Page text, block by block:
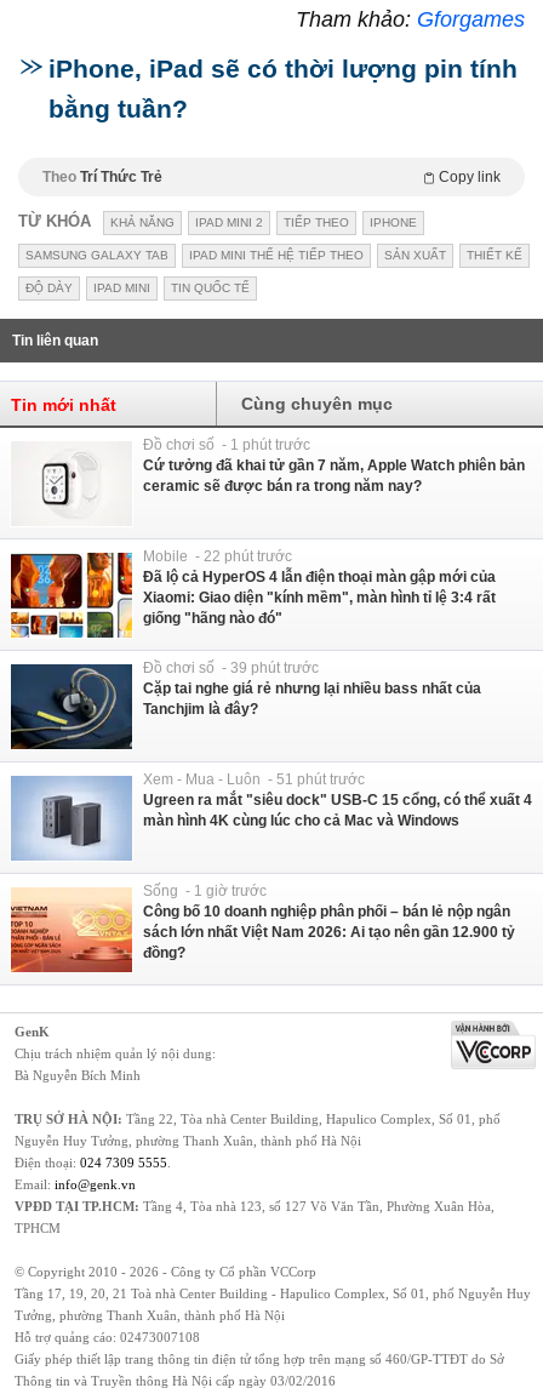
Tham khảo: Gforgames
iPhone, iPad sẽ có thời lượng pin tính
bằng tuần?
Theo Trí Thức Trẻ Copy link
TỪ KHÓA KHẢ NĂNG IPAD MINI 2 TIẾP THEO IPHONE
SAMSUNG GALAXY TAB IPAD MINI THẾ HỆ TIẾP THEO SẢN XUẤT THIẾT KẾ
ĐỘ DÀY IPAD MINI TIN QUỐC TẾ
Tin liên quan
Tin mới nhất Cùng chuyên mục
Đồ chơi số - 1 phút trước
Cứ tưởng đã khai tử gần 7 năm, Apple Watch phiên bản
ceramic sẽ được bán ra trong năm nay?
Mobile - 22 phút trước
Đã lộ cả HyperOS 4 lẫn điện thoại màn gập mới của
Xiaomi: Giao diện "kính mềm", màn hình tỉ lệ 3:4 rất
giống "hãng nào đó"
Đồ chơi số - 39 phút trước
Cặp tai nghe giá rẻ nhưng lại nhiều bass nhất của
Tanchjim là đây?
Xem - Mua - Luôn - 51 phút trước
Ugreen ra mắt "siêu dock" USB-C 15 cổng, có thể xuất 4
màn hình 4K cùng lúc cho cả Mac và Windows
Sống - 1 giờ trước
Công bố 10 doanh nghiệp phân phối – bán lẻ nộp ngân
sách lớn nhất Việt Nam 2026: Ai tạo nên gần 12.900 tỷ
đồng?
GenK
Chịu trách nhiệm quản lý nội dung:
Bà Nguyễn Bích Minh
TRỤ SỞ HÀ NỘI: Tầng 22, Tòa nhà Center Building, Hapulico Complex, Số 01, phố
Nguyễn Huy Tưởng, phường Thanh Xuân, thành phố Hà Nội
Điện thoại: 024 7309 5555
Email: info@genk.vn
VPĐD TẠI TP.HCM: Tầng 4, Tòa nhà 123, số 127 Võ Văn Tần, Phường Xuân Hòa,
TPHCM
© Copyright 2010 - 2026 - Công ty Cổ phần VCCorp
Tầng 17, 19, 20, 21 Toà nhà Center Building - Hapulico Complex, Số 01, phố Nguyễn Huy
Tưởng, phường Thanh Xuân, thành phố Hà Nội
Hỗ trợ quảng cáo: 02473007108
Giấy phép thiết lập trang thông tin điện tử tổng hợp trên mạng số 460/GP-TTĐT do Sở
Thông tin và Truyền thông Hà Nội cấp ngày 03/02/2016